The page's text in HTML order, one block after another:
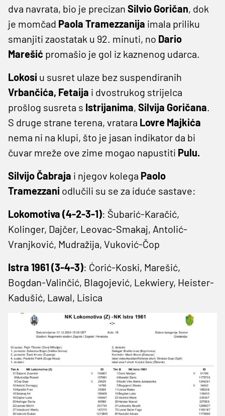
dva navrata, bio je precizan Silvio Goričan, dok
je momčad Paola Tramezzanija imala priliku
smanjiti zaostatak u 92. minuti, no Dario
Marešić promašio je gol iz kaznenog udarca.
Lokosi u susret ulaze bez suspendiranih
Vrbančića, Fetaija i dvostrukog strijelca
prošlog susreta s Istrijanima, Silvija Goričana.
S druge strane terena, vratara Lovre Majkića
nema ni na klupi, što je jasan indikator da bi
čuvar mreže ove zime mogao napustiti Pulu.
Silvijo Čabraja i njegov kolega Paolo
Tramezzani odlučili su se za iduće sastave:
Lokomotiva (4-2-3-1): Šubarić-Karačić,
Kolinger, Dajčer, Leovac-Smakaj, Antolić-
Vranjković, Mudražija, Vuković-Čop
Istra 1961 (3-4-3): Ćorić-Koski, Marešić,
Bogdan-Valinčić, Blagojević, Lekwiery, Heister-
Kadušić, Lawal, Lisica